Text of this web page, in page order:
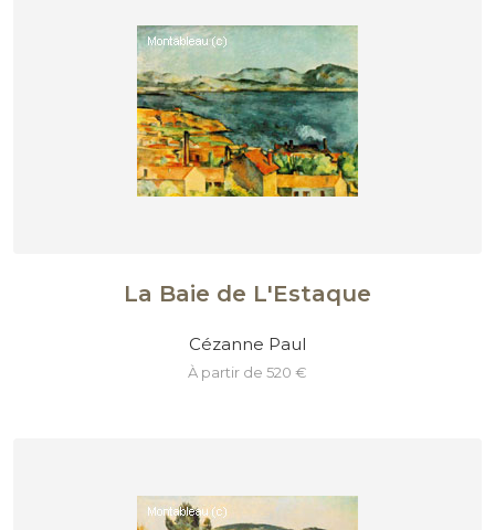
La Baie de L'Estaque
Cézanne Paul
à partir de 520 €